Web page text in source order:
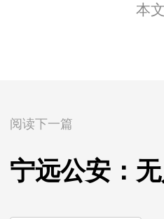
本
阅读下一篇
宁远公安：